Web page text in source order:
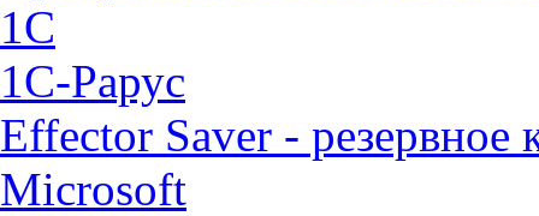
1C
1С-Рарус
Effector Saver - резервное
Microsoft